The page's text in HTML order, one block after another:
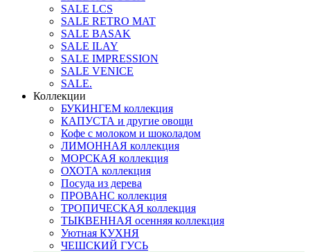
SALE LCS
SALE RETRO MAT
SALE BASAK
SALE ILAY
SALE IMPRESSION
SALE VENICE
SALE.
Коллекции
БУКИНГЕМ коллекция
КАПУСТА и другие овощи
Кофе с молоком и шоколадом
ЛИМОННАЯ коллекция
МОРСКАЯ коллекция
ОХОТА коллекция
Посуда из дерева
ПРОВАНС коллекция
ТРОПИЧЕСКАЯ коллекция
ТЫКВЕННАЯ осенняя коллекция
Уютная КУХНЯ
ЧЕШСКИЙ ГУСЬ